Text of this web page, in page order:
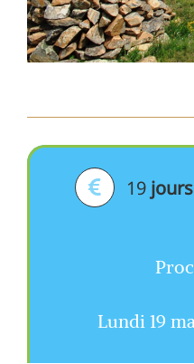
19jours
Lundi 19